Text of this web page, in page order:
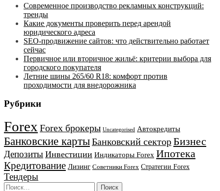
Современное производство рекламных конструкций:
тренды
Какие документы проверить перед арендой
юридического адреса
SEO-продвижение сайтов: что действительно работает
сейчас
Первичное или вторичное жильё: критерии выбора для
городского покупателя
Летние шины 265/60 R18: комфорт против
проходимости для внедорожника
Рубрики
Forex Forex брокеры Uncategorised Автокредиты
Банковские картыБанковский секторБизнес
Депозиты Инвестиции Индикаторы Forex Ипотека
Кредитование Лизинг Советники Forex Стратегии Forex
Тендеры
Найти: